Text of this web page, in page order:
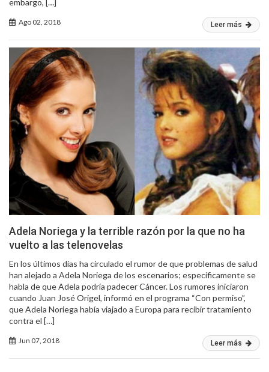
embargo, […]
Ago 02, 2018 Leer más
Adela Noriega y la terrible razón por la que no ha
vuelto a las telenovelas
En los últimos días ha circulado el rumor de que problemas de salud
han alejado a Adela Noriega de los escenarios; específicamente se
habla de que Adela podría padecer Cáncer. Los rumores iniciaron
cuando Juan José Origel, informó en el programa “Con permiso”,
que Adela Noriega había viajado a Europa para recibir tratamiento
contra el […]
Jun 07, 2018 Leer más